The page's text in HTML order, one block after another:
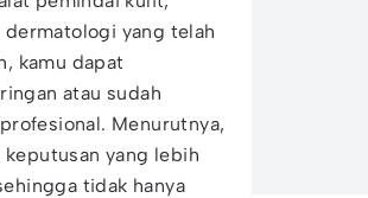
dermatologi yang telah
kamu dapat
atau sudah
Menurutnya,
yang lebih
tidak hanya